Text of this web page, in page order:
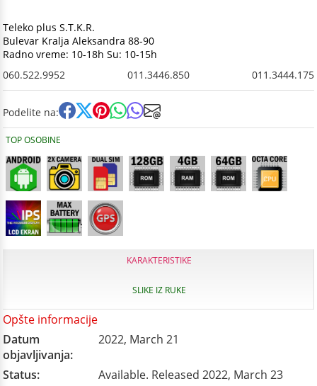
Teleko plus S.T.K.R.
Bulevar Kralja Aleksandra 88-90
Radno vreme: 10-18h Su: 10-15h
060.522.9952
011.3446.850 011.3444.175
Podelite na:
TOP OSOBINE
KARAKTERISTIKE
SLIKE IZ RUKE
Opšte informacije
Datum
objavljivanja:
2022, March 21
Status:
Available. Released 2022, March 23